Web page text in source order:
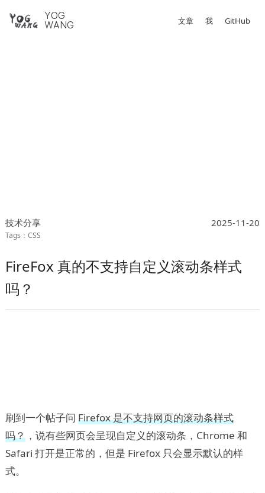
YOG
WANG
文章 我 GitHub
技术分享
CSS
2025-11-20
FireFox 真的不支持自定义滚动条样式
吗？
刷到一个帖子问 Firefox 是不支持网页的滚动条样式
吗？，说有些网页会呈现自定义的滚动条，Chrome 和
Safari 打开是正常的，但是 Firefox 只会显示默认的样
式。